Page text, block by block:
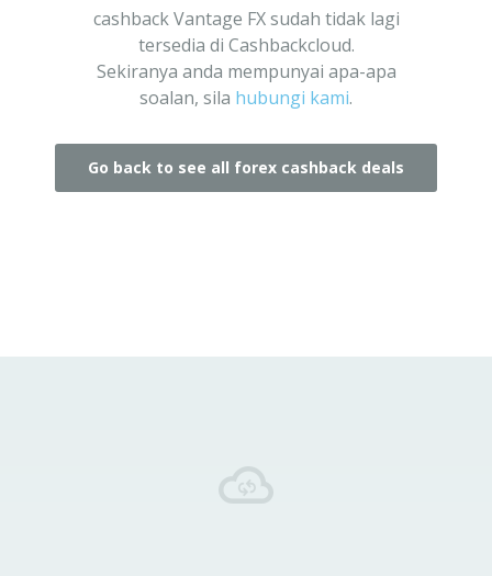
cashback Vantage FX sudah tidak lagi
tersedia di Cashbackcloud.
Sekiranya anda mempunyai apa-apa
soalan, sila hubungi kami.
Go back to see all forex cashback deals